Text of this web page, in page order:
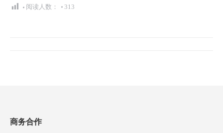
阅读人数： 313
航
商务合作